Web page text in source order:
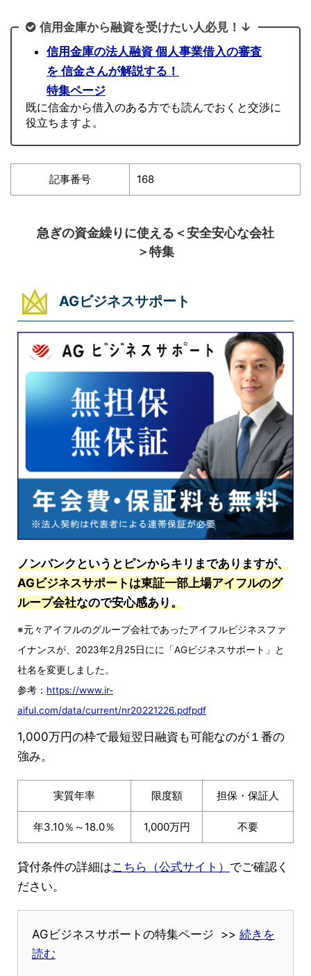
信用金庫から融資を受けたい人必見！↓
信用金庫の法人融資 個人事業借入の審査
を 信金さんが解説する！
特集ページ
既に信金から借入のある方でも読んでおくと交渉に
役立ちますよ。
記事番号 168
急ぎの資金繰りに使える＜安全安心な会社
＞特集
AGビジネスサポート
ノンバンクというとピンからキリまでありますが、
AGビジネスサポートは東証一部上場アイフルのグ
ループ会社なので安心感あり。
※元々アイフルのグループ会社であったアイフルビジネスファ
イナンスが、2023年2月25日にに「AGビジネスサポート」と
社名を変更しました。
参考： https://www.ir-
aiful.com/data/current/nr20221226.pdfpdf
1,000万円の枠で最短翌日融資も可能なのが１番の
強み。
実質年率 限度額 担保・保証人
年3.10％～18.0％ 1,000万円 不要
貸付条件の詳細はこちら（公式サイト） でご確認く
ださい。
AGビジネスサポートの特集ページ >> 続きを
読む